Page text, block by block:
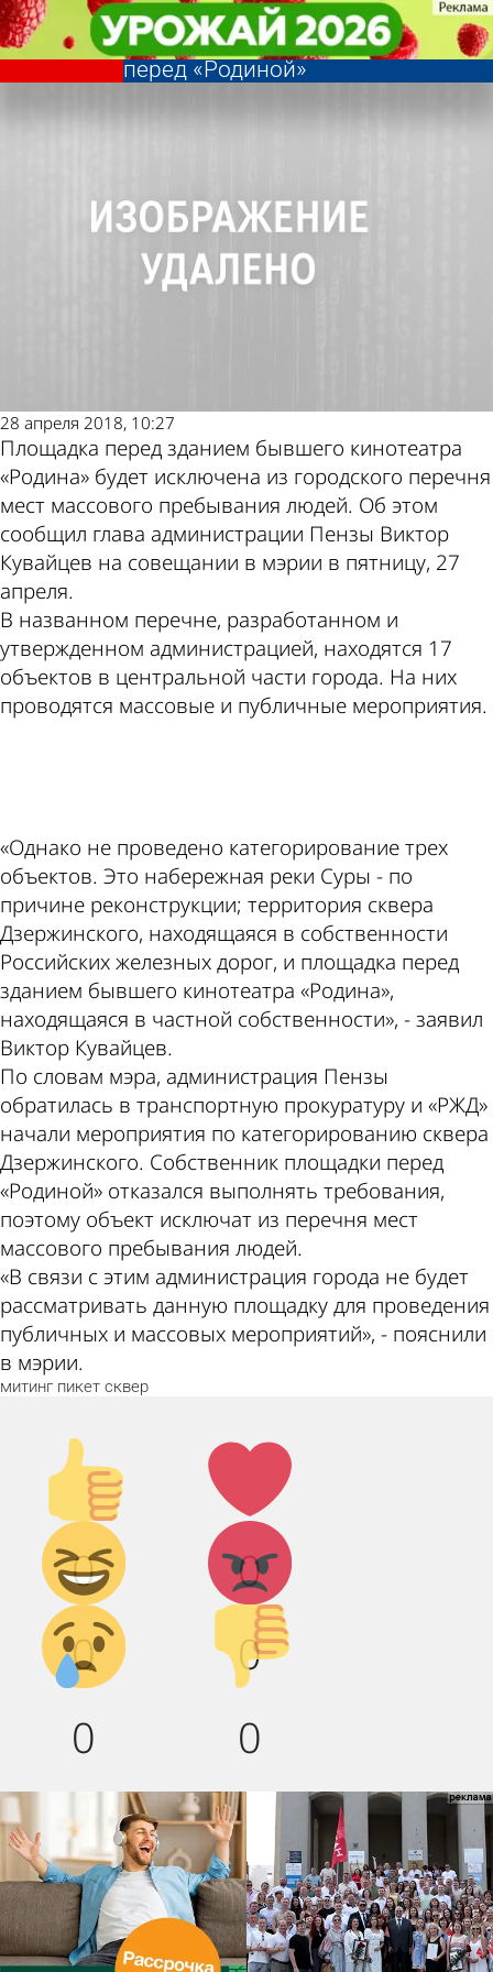
В Пензе перестанут проводить
концерты и митинги на площадке
перед «Родиной»
Общество
28 апреля 2018, 10:27
Площадка перед зданием бывшего кинотеатра
«Родина» будет исключена из городского перечня
мест массового пребывания людей. Об этом
сообщил глава администрации Пензы Виктор
Кувайцев на совещании в мэрии в пятницу, 27
апреля.
В названном перечне, разработанном и
утвержденном администрацией, находятся 17
объектов в центральной части города. На них
проводятся массовые и публичные мероприятия.
«Однако не проведено категорирование трех
объектов. Это набережная реки Суры - по
причине реконструкции; территория сквера
Дзержинского, находящаяся в собственности
Российских железных дорог, и площадка перед
зданием бывшего кинотеатра «Родина»,
находящаяся в частной собственности», - заявил
Виктор Кувайцев.
По словам мэра, администрация Пензы
обратилась в транспортную прокуратуру и «РЖД»
начали мероприятия по категорированию сквера
Дзержинского. Собственник площадки перед
«Родиной» отказался выполнять требования,
поэтому объект исключат из перечня мест
массового пребывания людей.
«В связи с этим администрация города не будет
рассматривать данную площадку для проведения
публичных и массовых мероприятий», - пояснили
в мэрии.
митинг пикет сквер
Палец
вверх!
0
Лайк!
0
Дикий
смех!
0
Агрессия!
0
Грусть :(
0
Палец
вниз!
0
В Пензе перестанут проводить
концерты и митинги на площадке
перед «Родиной»
Общество
Другие новости
по теме
Погода и курсы
валют в Пензе